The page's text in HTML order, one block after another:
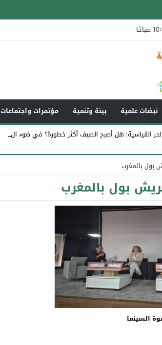
نبضات علمية بيئة وتنمية مؤتمرات واجتماعات
القياسية: هل أصبح الصيف أكثر خطورة؟ في ضوء التغير_
بول بالمغرب
بول بالمغرب
السينما